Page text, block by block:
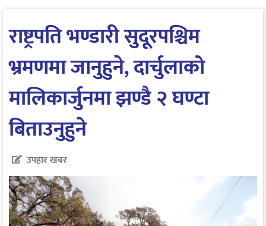
राष्ट्रपति भण्डारी सुदूरपश्चिम
भ्रमणमा जानुहुने, दार्चुलाको
मालिकार्जुनमा झण्डै २ घण्टा
बिताउनुहुने
उपहार खबर